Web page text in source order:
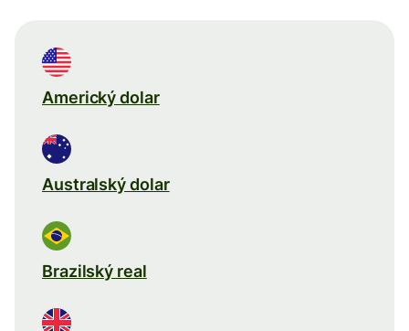
Americký dolar
Australský dolar
Brazilský real